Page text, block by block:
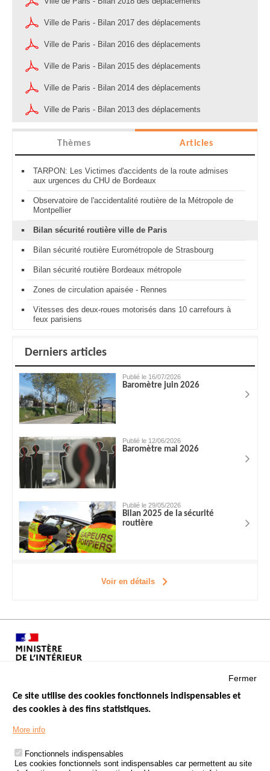
Ville de Paris - Bilan 2017 des déplacements
Ville de Paris - Bilan 2016 des déplacements
Ville de Paris - Bilan 2015 des déplacements
Ville de Paris - Bilan 2014 des déplacements
Ville de Paris - Bilan 2013 des déplacements
Thèmes Articles
TARPON: Les Victimes d'accidents de la route admises
aux urgences du CHU de Bordeaux
Observatoire de l'accidentalité routière de la Métropole de
Montpellier
Bilan sécurité routière ville de Paris
Bilan sécurité routière Eurométropole de Strasbourg
Bilan sécurité routière Bordeaux métropole
Zones de circulation apaisée - Rennes
Vitesses des deux-roues motorisés dans 10 carrefours à
feux parisiens
Derniers articles
Publié le 16/07/2026
Baromètre juin 2026
Publié le 12/06/2026
Baromètre mai 2026
Publié le 29/05/2026
Bilan 2025 de la sécurité
routière
Voir en détails
Menu
Footer
LES SITES PUBLICS
ÉTAT DE L’INSÉCURITÉ ROUTIÈRE
TRAITEMENT DES DONNÉES PERSONNELLES DES ACCIDENTS DE
Fermer
Ce site utilise des cookies fonctionnels indispensables et
des cookies à des fins statistiques.
More info
Fonctionnels indispensables
Les cookies fonctionnels sont indispensables car permettent au site